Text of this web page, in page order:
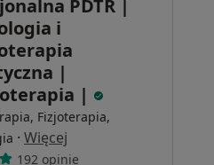
PDTR |
i
|
|
Fizjoterapia,
· Więcej
192 opinie